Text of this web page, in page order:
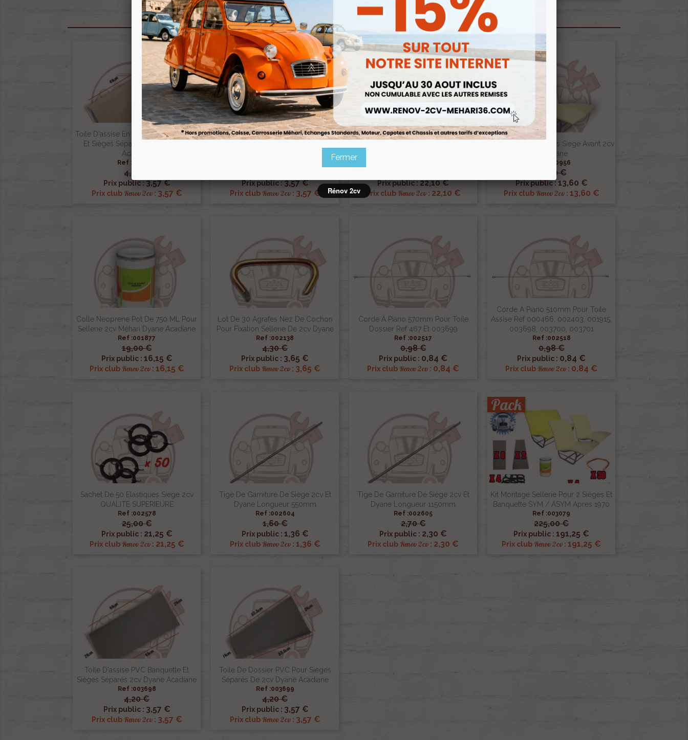
Produits associés
Toile D'assise En Jute Pour Banquette
Et Sièges Séparés De 2cv Dyane
Acadiane
Ref :000466
4,20 €
Prix public : 3,57 €
Prix club Renov 2cv: 3,57 €
 Aperçu rapide Prix public : 3,57 €
Prix club Renov 2cv: 3,57 €
Aperçu rapide Prix public : 22,10 €
Prix club Renov 2cv : 22,10 €
Pack
Aperçu rapide
Ensemble 2 Mousses Siege Avant 2cv
Ou Dyane
Ref :000956
16,00 €
Prix public : 13,60 €
Prix club Renov 2cv: 13,60 €
Pack
Aperçu rapide
Colle Neoprene Pot De 750 ML Pour
Sellerie 2cv Méhari Dyane Acadiane
Ref :001877
19,00 €
Prix public : 16,15 €
Prix club Renov 2cv: 16,15 €
 Aperçu rapide
Lot De 30 Agrafes Nez De Cochon
Pour Fixation Sellerie De 2cv Dyane
Ref :002138
4,30 €
Prix public : 3,65 €
Prix club Renov 2cv : 3,65 €
 Aperçu rapide
Corde À Piano 570mm Pour Toile
Dossier Ref 467 Et 003699
Ref :002517
0,98 €
Prix public : 0,84 €
Prix club Renov 2cv : 0,84 €
 Aperçu rapide
Corde À Piano 510mm Pour Toile
Assise Ref 000466, 002403, 001915,
003698, 003700, 003701
Ref :002518
0,98 €
Prix public : 0,84 €
Prix club Renov 2cv : 0,84 €
 Aperçu rapide
Sachet De 50 Elastiques Siege 2cv
QUALITE SUPERIEURE
Ref :002578
25,00 €
Prix public : 21,25 €
Prix club Renov 2cv: 21,25 €
 Aperçu rapide
Tige De Garniture De Siège 2cv Et
Dyane Longueur 550mm
Ref :002604
1,60 €
Prix public : 1,36 €
Prix club Renov 2cv: 1,36 €
 Aperçu rapide
Tige De Garniture De Siège 2cv Et
Dyane Longueur 1150mm
Ref :002605
2,70 €
Prix public : 2,30 €
Prix club Renov 2cv : 2,30 €
 Aperçu rapide
Kit Montage Sellerie Pour 2 Sièges Et
Banquette SYM / ASYM Apres 1970
Ref :003079
225,00 €
Prix public : 191,25 €
Prix club Renov 2cv : 191,25 €
Pack
 Aperçu rapide
Toile D'assise PVC Banquette Et
Sièges Séparés 2cv Dyane Acadiane
Ref :003698
4,20 €
Prix public : 3,57 €
Prix club Renov 2cv: 3,57 €
 Aperçu rapide
Toile De Dossier PVC Pour Sièges
Séparés De 2cv Dyane Acadiane
Ref :003699
4,20 €
Prix public : 3,57 €
Prix club Renov 2cv: 3,57 €
 Aperçu rapide
Fermer
Rénov 2cv